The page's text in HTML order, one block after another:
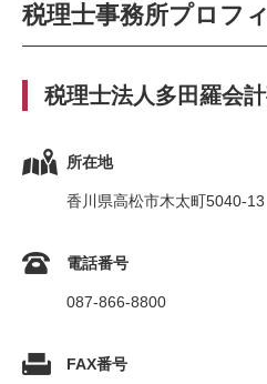
税理士事務所プロフ
税理士法人多田羅会
所在地
香川県高松市木太町5040-13
電話番号
087-866-8800
FAX番号